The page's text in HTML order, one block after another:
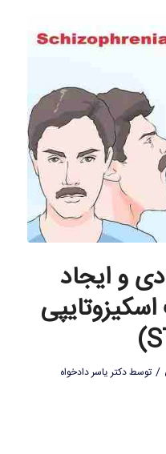
و ایجاد
/ توسطدکتر یاسر دادخواه